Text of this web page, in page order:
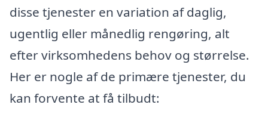
disse tjenester en variation af daglig,
ugentlig eller månedlig rengøring, alt
efter virksomhedens behov og størrelse.
Her er nogle af de primære tjenester, du
kan forvente at få tilbudt: